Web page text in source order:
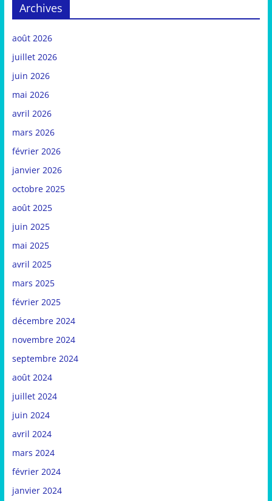
Archives
août 2026
juillet 2026
juin 2026
mai 2026
avril 2026
mars 2026
février 2026
janvier 2026
octobre 2025
août 2025
juin 2025
mai 2025
avril 2025
mars 2025
février 2025
décembre 2024
novembre 2024
septembre 2024
août 2024
juillet 2024
juin 2024
avril 2024
mars 2024
février 2024
janvier 2024